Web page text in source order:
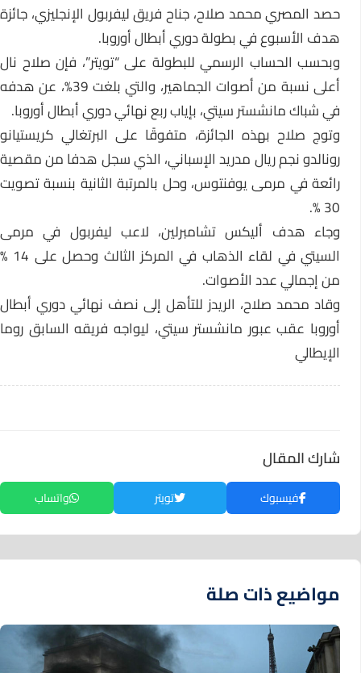
حصد المصري محمد صلاح، جناح فريق ليفربول الإنجليزي، جائزة
هدف الأسبوع في بطولة دوري أبطال أوروبا.
وبحسب الحساب الرسمي للبطولة على “تويتر”، فإن صلاح نال
أعلى نسبة من أصوات الجماهير، والتي بلغت 39%، عن هدفه
في شباك مانشستر سيتي، بإياب ربع نهائي دوري أبطال أوروبا.
وتوج صلاح بهذه الجائزة، متفوقًا على البرتغالي كريستيانو
رونالدو نجم ريال مدريد الإسباني، الذي سجل هدفا من مقصية
رائعة في مرمى يوفنتوس، وحل بالمرتبة الثانية بنسبة تصويت
وجاء هدف أليكس تشامبرلين، لاعب ليفربول في مرمى
السيتي في لقاء الذهاب في المركز الثالث وحصل على 14 %
من إجمالي عدد الأصوات.
وقاد محمد صلاح، الريدز للتأهل إلى نصف نهائي دوري أبطال
أوروبا عقب عبور مانشستر سيتي، ليواجه فريقه السابق روما
الإيطالي
شارك المقال
فيسبوك تويتر واتساب
مواضيع ذات صلة